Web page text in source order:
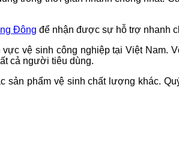
Đông để nhận được sự hỗ trợ nhanh
vệ sinh công nghiệp tại Việt Nam.
cả người tiêu dùng.
sản phẩm vệ sinh chất lượng khác.